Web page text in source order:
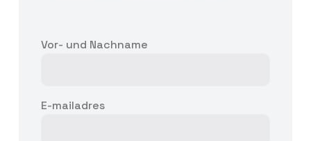
Vor- und Nachname
E-mailadres